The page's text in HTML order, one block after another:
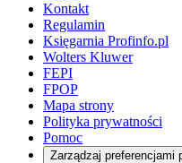
Kontakt
Regulamin
Księgarnia Profinfo.pl
Wolters Kluwer
FEPI
FPOP
Mapa strony
Polityka prywatności
Pomoc
Zarządzaj preferencjami